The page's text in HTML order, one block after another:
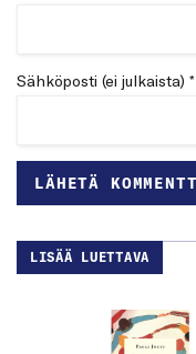
Sähköposti (ei julkaista) *
LISÄÄ LUETTAVA